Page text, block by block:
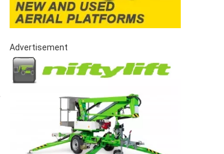
Advertisement